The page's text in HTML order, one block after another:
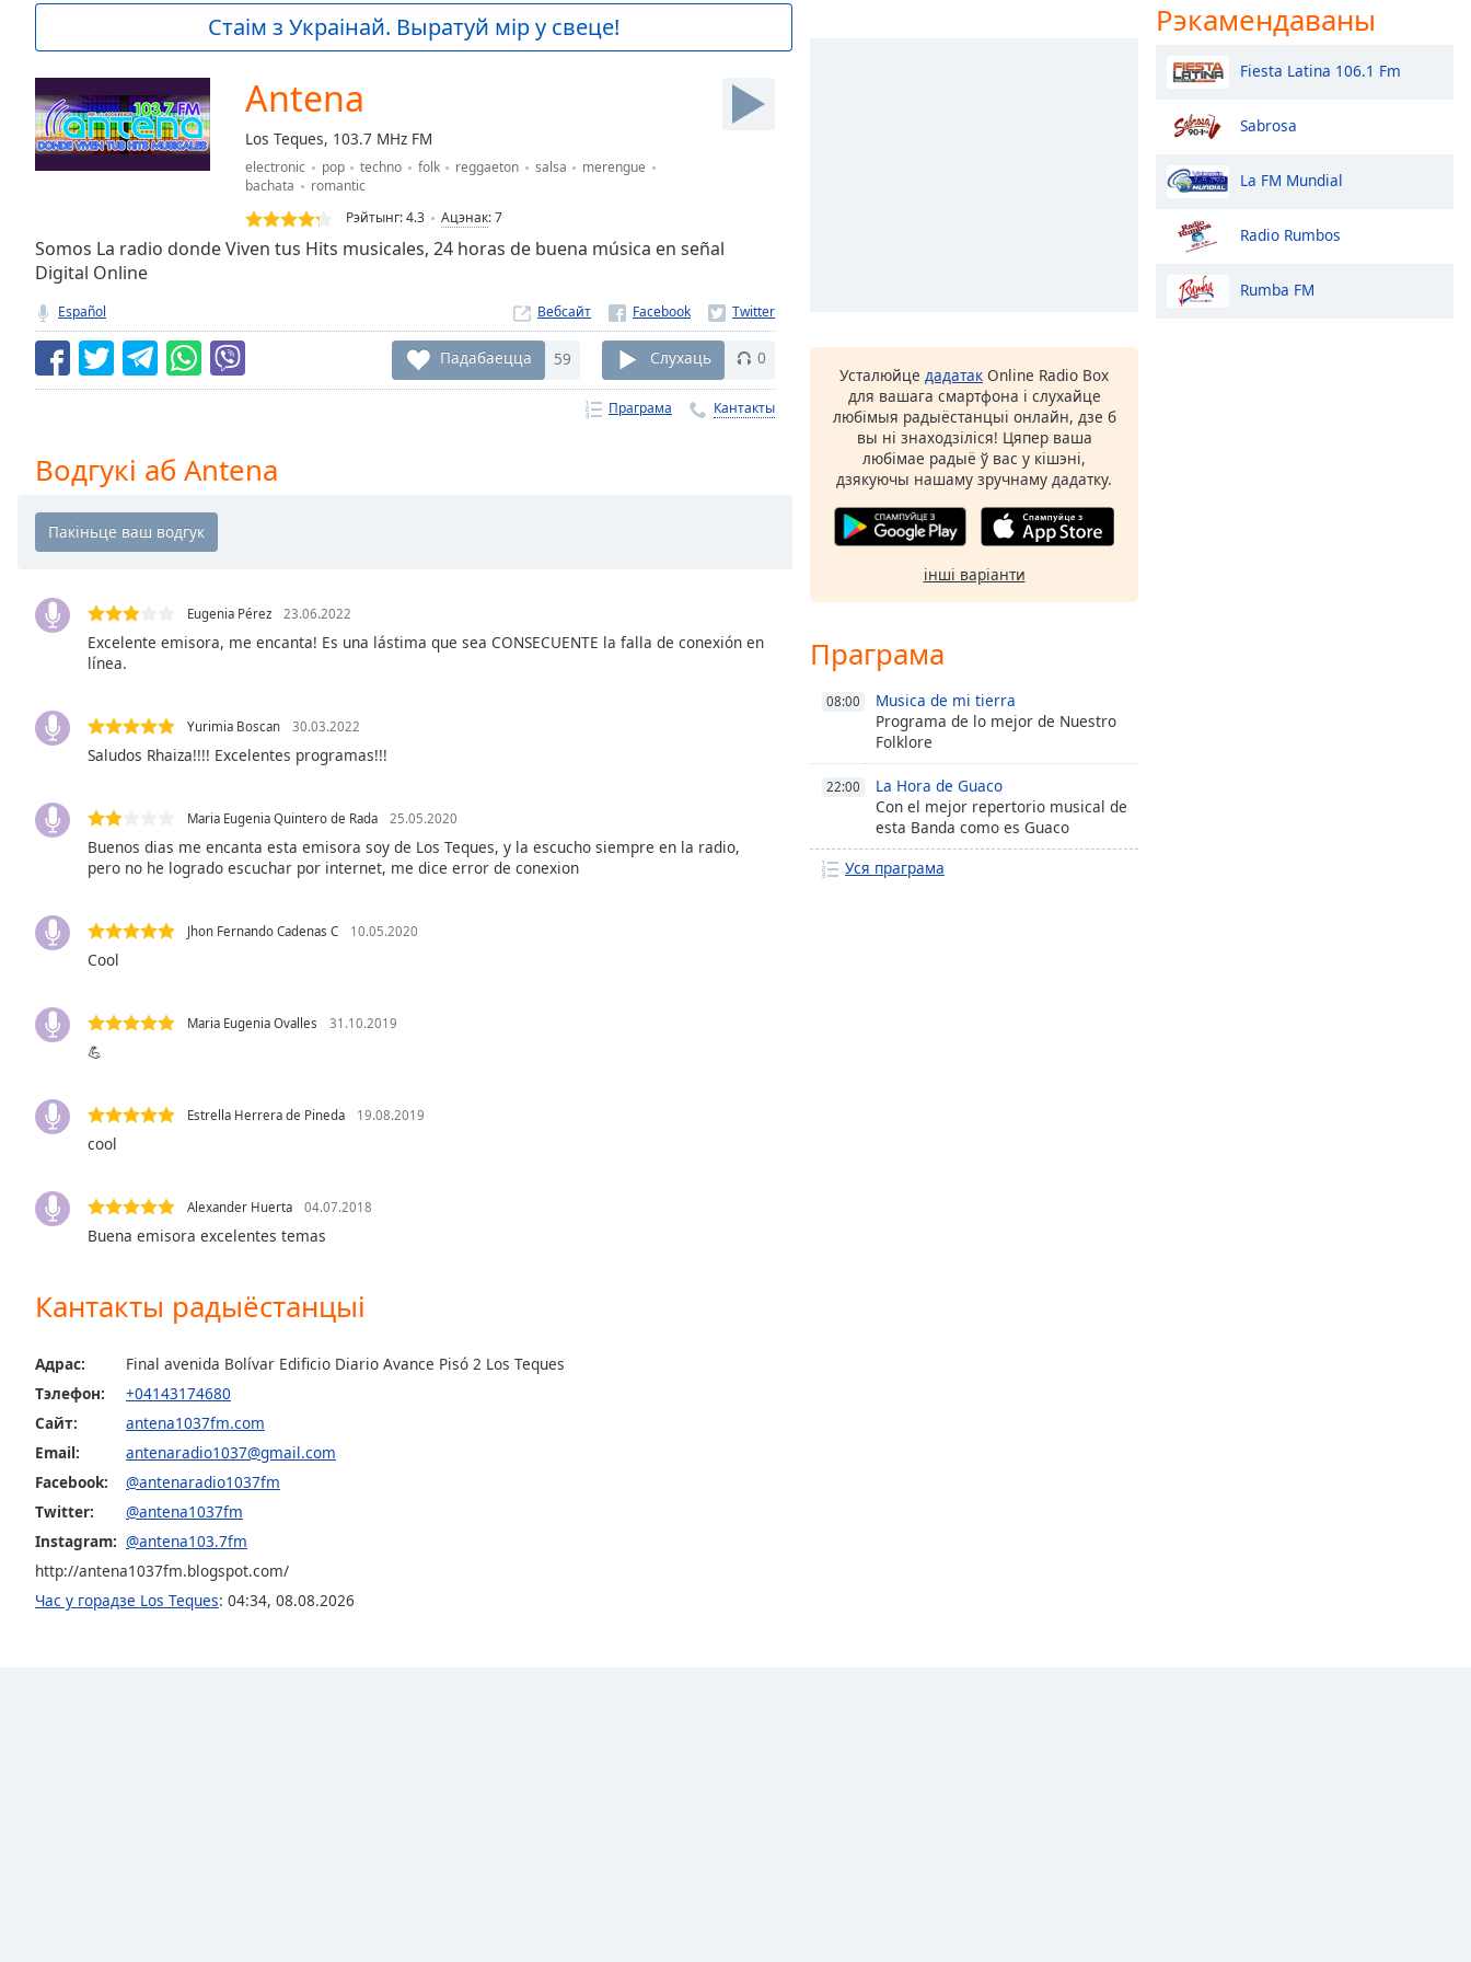
Current
Duration-:-
Loaded:
0.00%
Stream
live,
currently
behind
Remaining
Time-
Chapters
descriptions
selected
Subtitles
subtitles
opens
subtitles
settings
dialog
off,
selected
Track
Fullscreen
modal
window.
Escape
cancel
window.
Color
Стаім з Украінай. Выратуй мір у свеце!
Antena
Los Teques, 103.7 MHz FM
electronic pop techno folk reggaeton salsa
merengue
bachata
romantic
Рэйтынг:4.3 Ацэнак:7
Somos La radio donde Viven tus Hits musicales, 24 horas de buena música en señal
Digital Online
Español Вебсайт
Падабаецца 59 Слухаць 0
Праграма Кантакты
Водгукі аб Antena
Eugenia Pérez 23.06.2022
Excelente emisora, me encanta! Es una lástima que sea CONSECUENTE la falla de conexión en
línea.
Yurimia Boscan 30.03.2022
Saludos Rhaiza!!!! Excelentes programas!!!
Maria Eugenia Quintero de Rada 25.05.2020
Buenos dias me encanta esta emisora soy de Los Teques, y la escucho siempre en la radio,
pero no he logrado escuchar por internet, me dice error de conexion
Jhon Fernando Cadenas C 10.05.2020
Cool
Maria Eugenia Ovalles 31.10.2019
💪
Estrella Herrera de Pineda 19.08.2019
cool
Alexander Huerta 04.07.2018
Buena emisora excelentes temas
Кантакты радыёстанцыі
Адрас:
Final avenida Bolívar Edificio Diario Avance Pisó 2 Los Teques
Тэлефон:
+04143174680
Сайт:
antena1037fm.com
Email:
antenaradio1037@gmail.com
Facebook:
@antenaradio1037fm
Twitter:
@antena1037fm
Instagram: @antena103.7fm
http://antena1037fm.blogspot.com/
Час у горадзе Los Teques: 04:34, 08.08.2026
Усталюйце дадатак Online Radio Box
для вашага смартфона і слухайце
любімыя радыёстанцыі онлайн, дзе б
вы ні знаходзіліся! Цяпер ваша
любімае радыё ў вас у кішэні,
дзякуючы нашаму зручнаму дадатку.
інші варіанти
Праграма
08:00
Musica de mi tierra
Programa de lo mejor de Nuestro
Folklore
22:00
La Hora de Guaco
Con el mejor repertorio musical de
esta Banda como es Guaco
Уся праграма
Рэкамендаваны
Fiesta Latina 106.1 Fm
Sabrosa
La FM Mundial
Radio Rumbos
Rumba FM